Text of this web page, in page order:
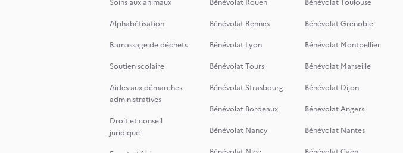
Soins aux animaux
Alphabétisation
Ramassage de déchets
Soutien scolaire
Aides aux démarches
administratives
Droit et conseil
juridique
Bénévolat Rouen
Bénévolat Toulouse
Bénévolat Rennes
Bénévolat Grenoble
Bénévolat Lyon
Bénévolat Montpellier
Bénévolat Tours
Bénévolat Marseille
Bénévolat Strasbourg
Bénévolat Dijon
Bénévolat Bordeaux
Bénévolat Angers
Bénévolat Nancy
Bénévolat Nantes